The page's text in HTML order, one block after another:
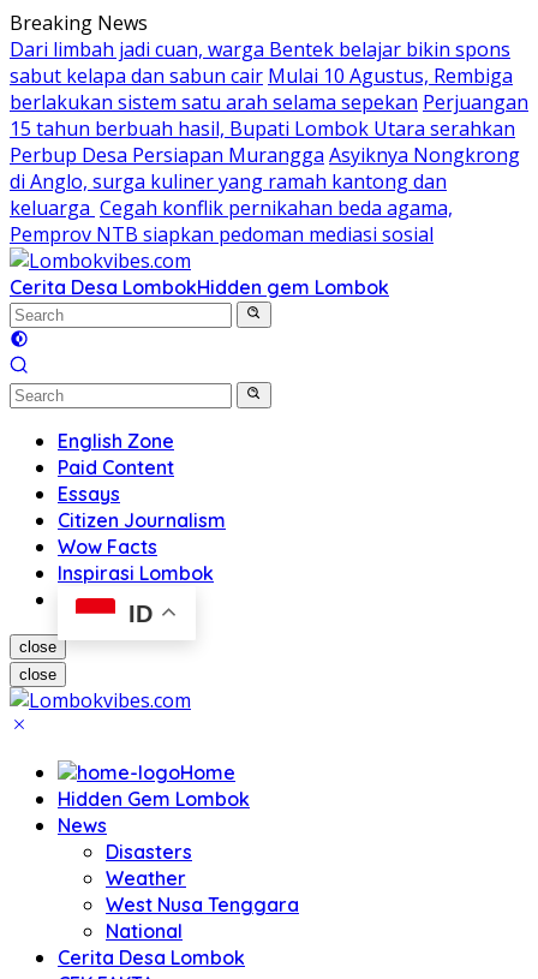
Skip
to
content
Breaking News
Dari limbah jadi cuan, warga Bentek belajar bikin spons
sabut kelapa dan sabun cair Mulai 10 Agustus, Rembiga
berlakukan sistem satu arah selama sepekan Perjuangan
15 tahun berbuah hasil, Bupati Lombok Utara serahkan
Perbup Desa Persiapan Murangga Asyiknya Nongkrong
di Anglo, surga kuliner yang ramah kantong dan
keluarga Cegah konflik pernikahan beda agama,
Pemprov NTB siapkan pedoman mediasi sosial
Cerita Desa LombokHidden gem Lombok
English Zone
Paid Content
Essays
Citizen Journalism
Wow Facts
Inspirasi Lombok
ID
close
close
Home
Hidden Gem Lombok
News
Disasters
Weather
West Nusa Tenggara
National
Cerita Desa Lombok